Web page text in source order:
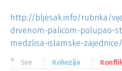
http://bljesak.info/rubrika/
drvenom-palicom-polupao-
medzlisa-islamske-zajednice/
Sve Kohezija